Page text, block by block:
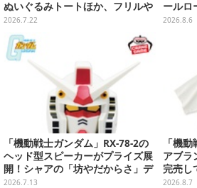
ぬいぐるみトートほか、フリルや
リボンが可愛いTシャツなどが発
売
2026.7.22
ールロ
全12種
2026.8.6
「機動戦士ガンダム」RX-78-2の
ヘッド型スピーカーがプライズ展
開！シャアの「坊やだからさ」デ
ザインなどオシャレなグラス3種
2026.7.13
「機
アブラ
完売し
袋」も
2026.8.7